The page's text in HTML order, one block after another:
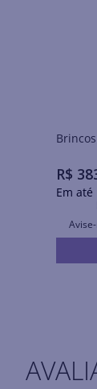
R$
Em até